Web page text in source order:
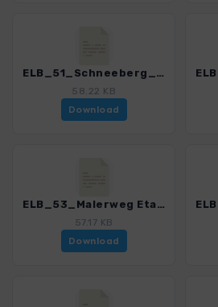
ELB_51_Schneeberg_4191_11.gpx
58.22 KB
Download
ELB_53_Malerweg Etappe 2_4191_11.gpx
57.17 KB
Download